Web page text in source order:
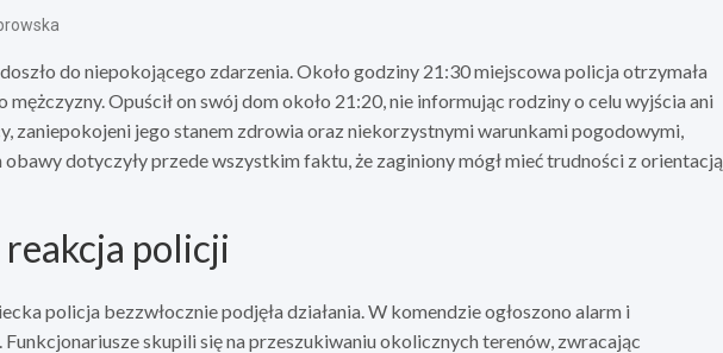
do niepokojącego zdarzenia. Około godziny 21:30 miejscowa policja otrzymała
Opuścił on swój dom około 21:20, nie informując rodziny o celu wyjścia ani
zaniepokojeni jego stanem zdrowia oraz niekorzystnymi warunkami pogodowymi,
dotyczyły przede wszystkim faktu, że zaginiony mógł mieć trudności z orientacją
policji
policja bezzwłocznie podjęła działania. W komendzie ogłoszono alarm i
skupili się na przeszukiwaniu okolicznych terenów, zwracając